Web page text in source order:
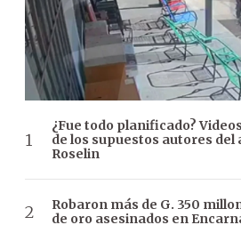
¿Fue todo planificado?
de los supuestos autores
Roselin
Robaron más de G. 350
de oro asesinados en